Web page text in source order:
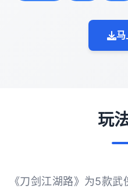
玩
《刀剑江湖路》为5款